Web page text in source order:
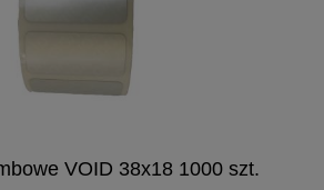
VOID 38x18 1000 szt.